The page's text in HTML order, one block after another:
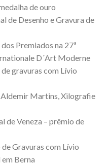
de ouro
de Desenho e Gravura de
Premiados na 27ª
D´Art Moderne
gravuras com Lívio
Aldemir Martins, Xilografie
de Veneza – prêmio de
de Gravuras com Lívio
Berna